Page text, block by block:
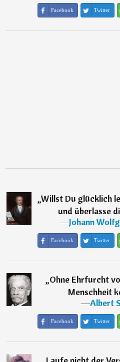
Facebook Twitter
„Willst Du glücklich
und überlasse
―Johann
Facebook Twitter
„Ohne Ehrfurcht
Menschheit
―Albert
Facebook Twitter